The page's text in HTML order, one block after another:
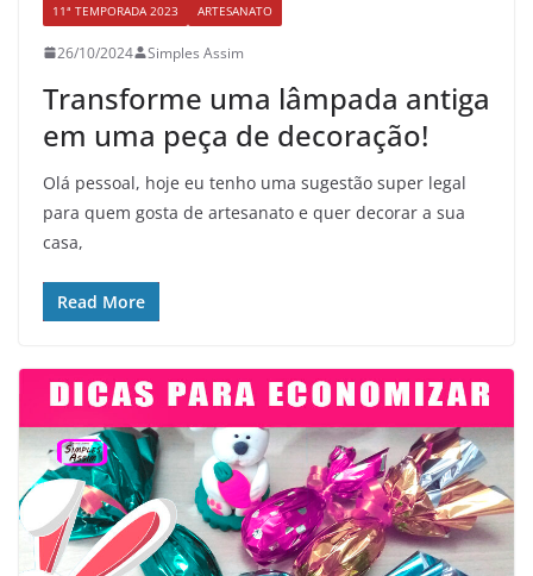
11ª TEMPORADA 2023 ARTESANATO
26/10/2024 Simples Assim
Transforme uma lâmpada antiga
em uma peça de decoração!
Olá pessoal, hoje eu tenho uma sugestão super legal
para quem gosta de artesanato e quer decorar a sua
casa,
Read More